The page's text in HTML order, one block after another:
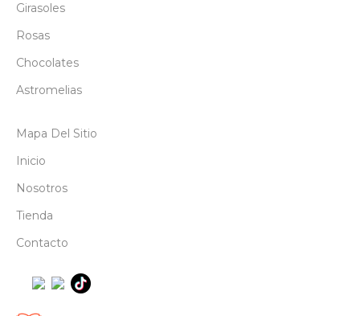
Girasoles
Rosas
Chocolates
Astromelias
Mapa Del Sitio
Inicio
Nosotros
Tienda
Contacto